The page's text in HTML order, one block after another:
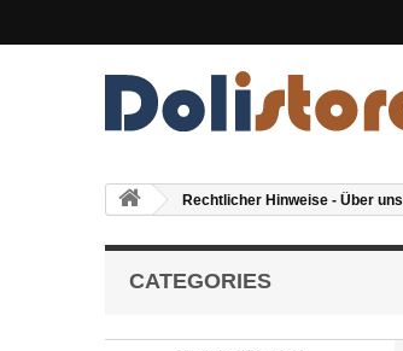
Rechtlicher Hinweise - Über uns
CATEGORIES